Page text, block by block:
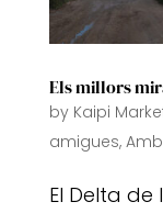
Els millors
by Kaipi
amigues,
El Delta de